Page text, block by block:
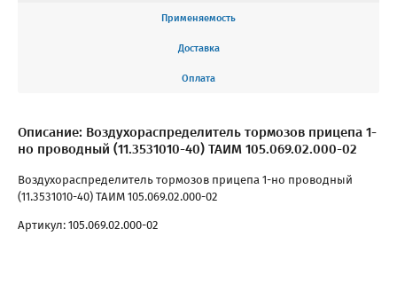
Применяемость
Доставка
Оплата
Описание: Воздухораспределитель тормозов прицепа 1-
но проводный (11.3531010-40) ТАИМ 105.069.02.000-02
Воздухораспределитель тормозов прицепа 1-но проводный
(11.3531010-40) ТАИМ 105.069.02.000-02
Артикул: 105.069.02.000-02